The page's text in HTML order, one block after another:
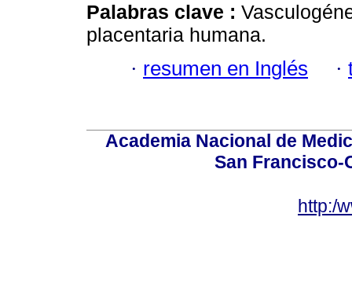
Palabras clave :
placentaria humana.
· resumen en Inglés ·
Academia Nacional de
San Francisco-
http:/